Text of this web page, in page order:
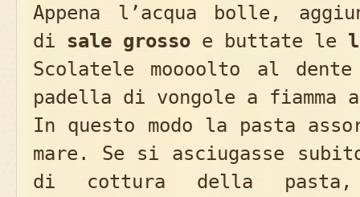
Appena l’acqua bolle,
di sale grosso e buttate le
Scolatele moooolto al
padella di vongole a fiamma
In questo modo la pasta
mare. Se si asciugasse
di cottura della pasta,